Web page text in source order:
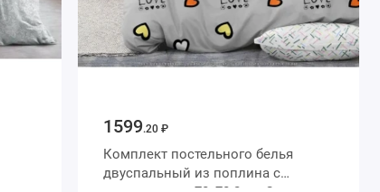
1599.20 ₽
Комплект постельного белья
двуспальный из поплина с